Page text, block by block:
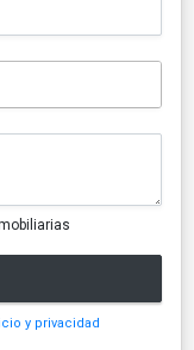
y privacidad